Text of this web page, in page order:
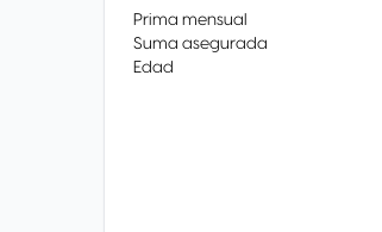
Prima mensual
Suma asegurada
Edad